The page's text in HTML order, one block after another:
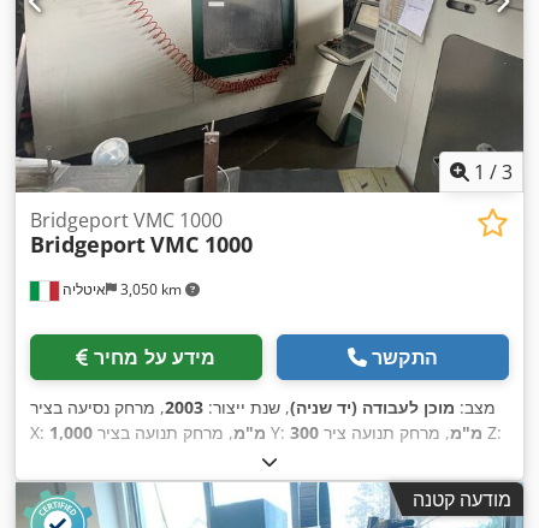
1 /3
איטליה 3,050 km
Bridgeport VMC 1000
BridgeportVMC 1000
מידע על מחיר התקשר
מצב: מוכן לעבודה (יד שניה), שנת ייצור: 2003, מרחק נסיעה בציר
X:
1,000 מ"מ , מרחק תנועה בציר Y: 300 מ"מ , מרחק תנועה ציר Z:
HEIDENHAIN
(מקסימלית):10,000 סל"ד , מספר חריצים במאגזין הכלים:30
,
מספר צירים:4 , מודעה קטנה